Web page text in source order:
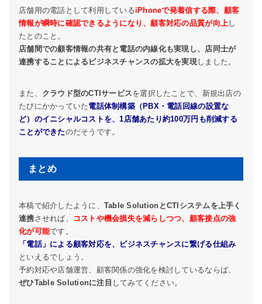
店舗用の電話として利用しているiPhoneで発着信する際、顧客
情報が瞬時に確認できるようになり、顧客対応の品質が向上し
たとのこと。
店舗間での顧客情報の共有と電話の内線化も実現し、店同士が
連携することによるビジネスチャンスの拡大を実現しました。
また、 クラウド型のCTIサービスを選択したことで、新規出店の
たびにかかっていた電話体制構築（PBX・電話回線の設置な
ど）のイニシャルコストを、1店舗あたり約100万円も削減する
ことができたのだそうです。
まとめ
本稿で紹介したように、 Table SolutionとCTIシステムを上手く
連携させれば、
コストや機会損失を減らしつつ、顧客接点の強
化が可能です。
「電話」による顧客対応を、ビジネスチャンスに繋げる仕組み
といえるでしょう。
予約対応や店舗運営、顧客関係の強化を検討しているならば、
ぜひTable Solutionに注目 してみてください。